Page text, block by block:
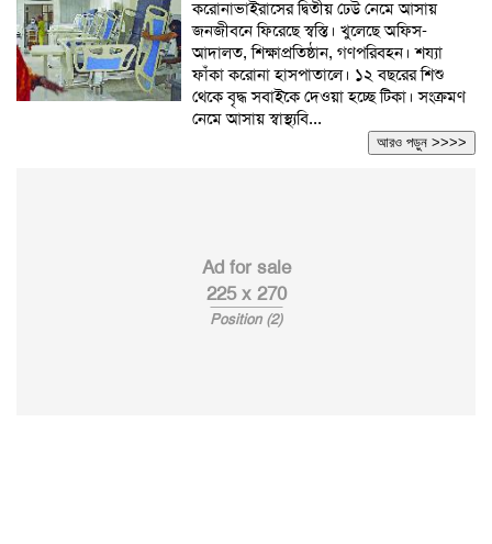
করোনাভাইরাসের দ্বিতীয় ঢেউ নেমে আসায়
জনজীবনে ফিরেছে স্বস্তি। খুলেছে অফিস-
আদালত, শিক্ষাপ্রতিষ্ঠান, গণপরিবহন। শয্যা
ফাঁকা করোনা হাসপাতালে। ১২ বছরের শিশু
থেকে বৃদ্ধ সবাইকে দেওয়া হচ্ছে টিকা। সংক্রমণ
নেমে আসায় স্বাস্থ্যবি...
আরও পড়ুন >>>>
Ad for sale
225 x 270
Position (2)